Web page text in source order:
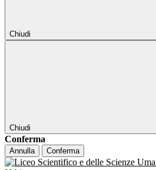
Chiudi
Chiudi
Conferma
Annulla Conferma